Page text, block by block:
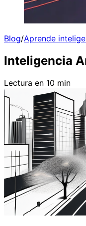
Blog/Aprende
Inteligencia
Lectura en 10 min